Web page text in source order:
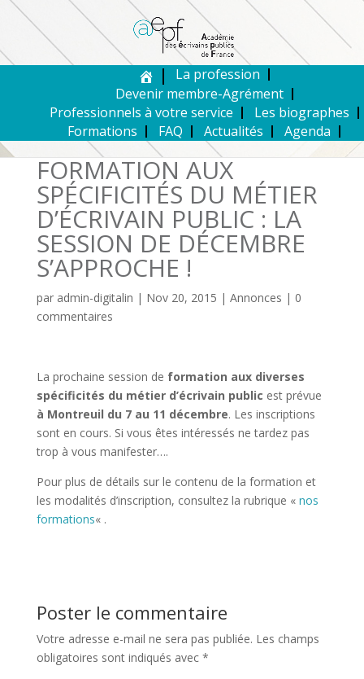
La profession
Devenir membre-Agrément
Professionnels à votre service
Les biographes
Formations
FAQ Actualités Agenda
FORMATION AUX
SPÉCIFICITÉS DU MÉTIER
D’ÉCRIVAIN PUBLIC : LA
SESSION DE DÉCEMBRE
S’APPROCHE !
par admin-digitalin | Nov 20, 2015 | Annonces | 0
commentaires
La prochaine session de formation aux diverses
spécificités du métier d’écrivain public est prévue
à Montreuil du 7 au 11 décembre. Les inscriptions
sont en cours. Si vous êtes intéressés ne tardez pas
trop à vous manifester….
Pour plus de détails sur le contenu de la formation et
les modalités d’inscription, consultez la rubrique « nos
formations« .
Poster le commentaire
Votre adresse e-mail ne sera pas publiée. Les champs
obligatoires sont indiqués avec *